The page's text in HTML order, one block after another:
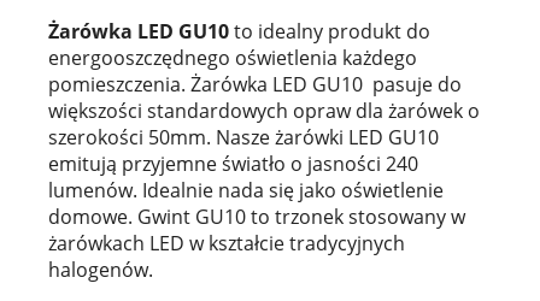
Żarówka LED GU10to idealny produkt do
energooszczędnego oświetlenia każdego
pomieszczenia. Żarówka LED GU10 pasuje do
większości standardowych opraw dla żarówek o
szerokości 50mm. Nasze żarówki LED GU10
emitują przyjemne światło o jasności 240
lumenów. Idealnie nada się jako oświetlenie
domowe. Gwint GU10 to trzonek stosowany w
żarówkach LED w kształcie tradycyjnych
halogenów.